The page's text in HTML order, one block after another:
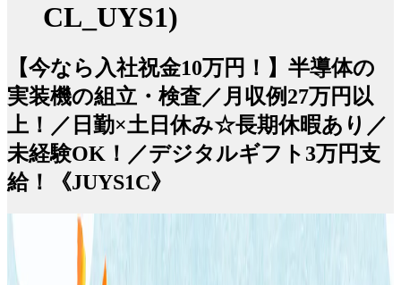
CL_UYS1)
【今なら入社祝金10万円！】半導体の
実装機の組立・検査／月収例27万円以
上！／日勤×土日休み☆長期休暇あり／
未経験OK！／デジタルギフト3万円支
給！《JUYS1C》